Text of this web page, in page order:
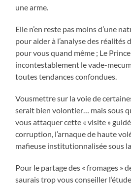
une arme.
Elle n’en reste pas moins d’une
pour aider à l’analyse des réalités
pour vous quand même ; Le
incontestablement le vade-
toutes tendances confondues.
Vousmettre sur la voie de
serait bien volontier… mais sous
vous attaquer cette « visite »
corruption, l’arnaque de haute
mafieuse institutionnalisée sous la
Pour le partage des « fromages »
saurais trop vous conseiller